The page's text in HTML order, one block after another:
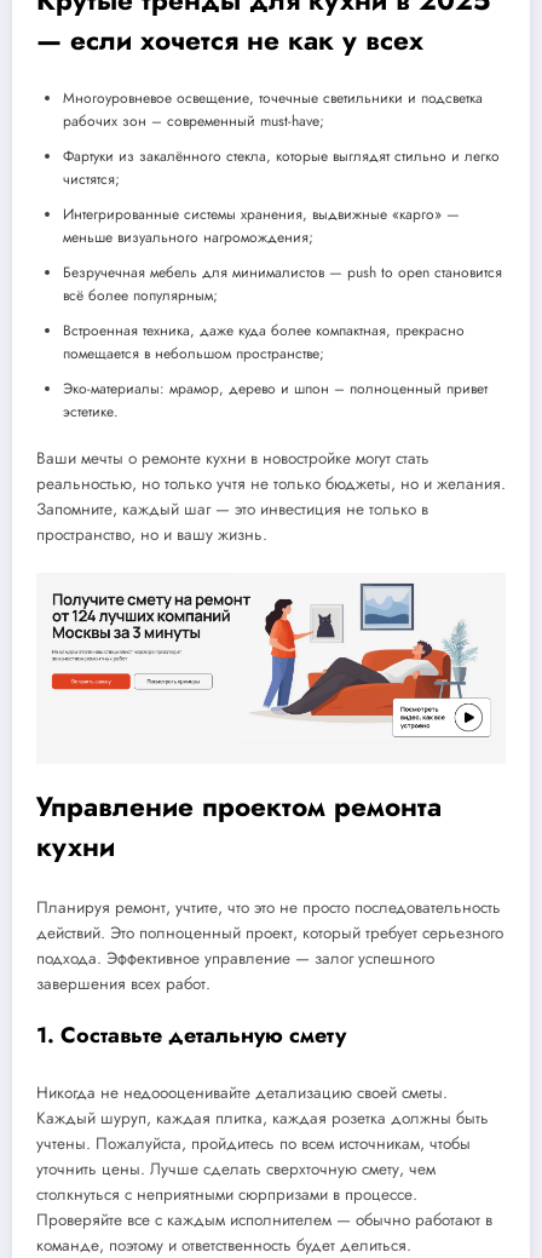
— если хочется не как у всех
Многоуровневое освещение, точечные светильники и подсветка
рабочих зон – современный must-have;
Фартуки из закалённого стекла, которые выглядят стильно и легко
чистятся;
Интегрированные системы хранения, выдвижные «карго» —
меньше визуального нагромождения;
Безручечная мебель для минималистов — push to open становится
всё более популярным;
Встроенная техника, даже куда более компактная, прекрасно
помещается в небольшом пространстве;
Эко-материалы: мрамор, дерево и шпон – полноценный привет
эстетике.
Ваши мечты о ремонте кухни в новостройке могут стать
реальностью, но только учтя не только бюджеты, но и желания.
Запомните, каждый шаг — это инвестиция не только в
пространство, но и вашу жизнь.
Управление проектом ремонта
кухни
Планируя ремонт, учтите, что это не просто последовательность
действий. Это полноценный проект, который требует серьезного
подхода. Эффективное управление — залог успешного
завершения всех работ.
1. Составьте детальную смету
Никогда не недоооценивайте детализацию своей сметы.
Каждый шуруп, каждая плитка, каждая розетка должны быть
учтены. Пожалуйста, пройдитесь по всем источникам, чтобы
уточнить цены. Лучше сделать сверхточную смету, чем
столкнуться с неприятными сюрпризами в процессе.
Проверяйте все с каждым исполнителем — обычно работают в
команде, поэтому и ответственность будет делиться.